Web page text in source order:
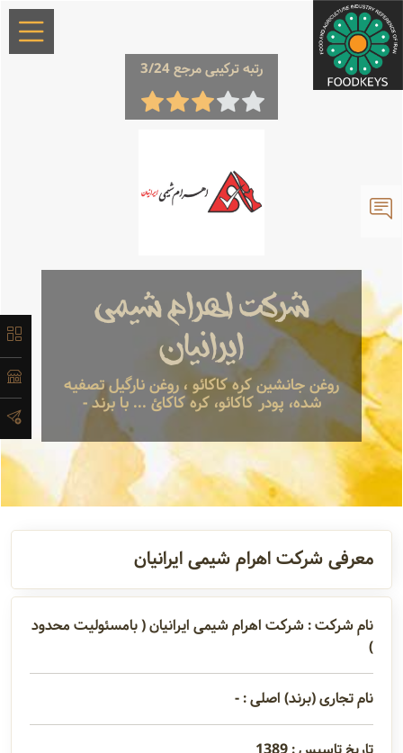
رتبه ترکیبی مرجع 3/24
شرکت اهرام شیمی
ایرانیان
روغن جانشین کره کاکائو ، روغن نارگیل تصفیه
شده، پودر کاکائو، کره کاکائ ... با برند -
×
معرفی
تاریخچه
لیست
محصولات
آدرس و
اطلاعات
تماس
مدیران و
مسئولین
گالری
سابقه
معرفی شرکت اهرام شیمی ایرانیان
نام شرکت : شرکت اهرام شیمی ایرانیان ( بامسئولیت محدود
)
نام تجاری (برند) اصلی : -